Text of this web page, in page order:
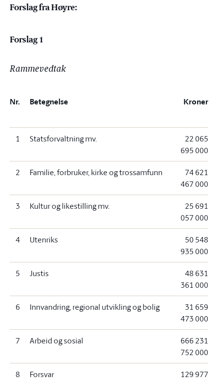
Forslag fra Høyre:
Forslag 1
Rammevedtak
Nr. Betegnelse Kroner
1 Statsforvaltning mv.
22 065
695 000
2 Familie, forbruker, kirke og trossamfunn
74 621
467 000
3 Kultur og likestilling mv.
25 691
057 000
4 Utenriks
50 548
935 000
5 Justis
48 631
361 000
6 Innvandring, regional utvikling og bolig
31 659
473 000
7 Arbeid og sosial
666 231
752 000
8 Forsvar
129 977